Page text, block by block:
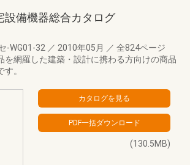
設備機器総合カタログ
-WG01-32 ／ 2010年05月 ／ 全824ページ
を網羅した建築・設計に携わる方向けの商品
。
(130.5MB)